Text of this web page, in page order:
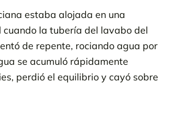
estaba alojada en una
cuando la tubería del lavabo del
de repente, rociando agua por
se acumuló rápidamente
perdió el equilibrio y cayó sobre